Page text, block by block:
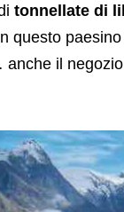
tonnellate di
questo
il